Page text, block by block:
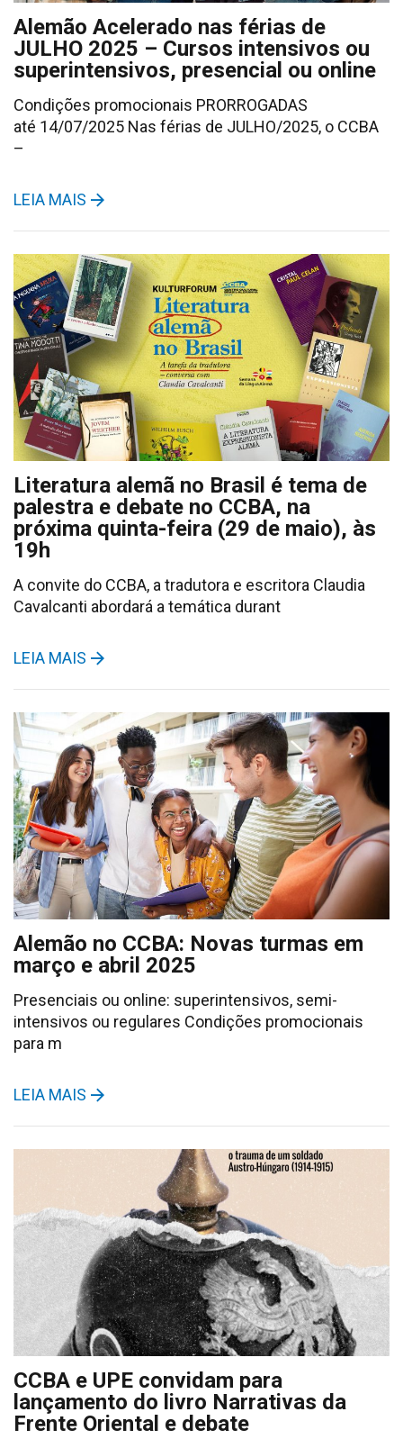
Alemão Acelerado nas férias de
JULHO 2025 – Cursos intensivos ou
superintensivos, presencial ou online
Condições promocionais PRORROGADAS
até 14/07/2025 Nas férias de JULHO/2025, o CCBA
–
LEIA MAIS
Literatura alemã no Brasil é tema de
palestra e debate no CCBA, na
próxima quinta-feira (29 de maio), às
19h
A convite do CCBA, a tradutora e escritora Claudia
Cavalcanti abordará a temática durant
LEIA MAIS
Alemão no CCBA: Novas turmas em
março e abril 2025
Presenciais ou online: superintensivos, semi-
intensivos ou regulares Condições promocionais
para m
LEIA MAIS
CCBA e UPE convidam para
lançamento do livro Narrativas da
Frente Oriental e debate